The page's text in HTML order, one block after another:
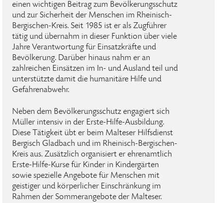
einen wichtigen Beitrag zum Bevölkerungsschutz
und zur Sicherheit der Menschen im Rheinisch-
Bergischen-Kreis. Seit 1985 ist er als Zugführer
tätig und übernahm in dieser Funktion über viele
Jahre Verantwortung für Einsatzkräfte und
Bevölkerung. Darüber hinaus nahm er an
zahlreichen Einsätzen im In- und Ausland teil und
unterstützte damit die humanitäre Hilfe und
Gefahrenabwehr.
Neben dem Bevölkerungsschutz engagiert sich
Müller intensiv in der Erste-Hilfe-Ausbildung.
Diese Tätigkeit übt er beim Malteser Hilfsdienst
Bergisch Gladbach und im Rheinisch-Bergischen-
Kreis aus. Zusätzlich organisiert er ehrenamtlich
Erste-Hilfe-Kurse für Kinder in Kindergärten
sowie spezielle Angebote für Menschen mit
geistiger und körperlicher Einschränkung im
Rahmen der Sommerangebote der Malteser.